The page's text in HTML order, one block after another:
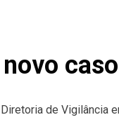
de Vigilância